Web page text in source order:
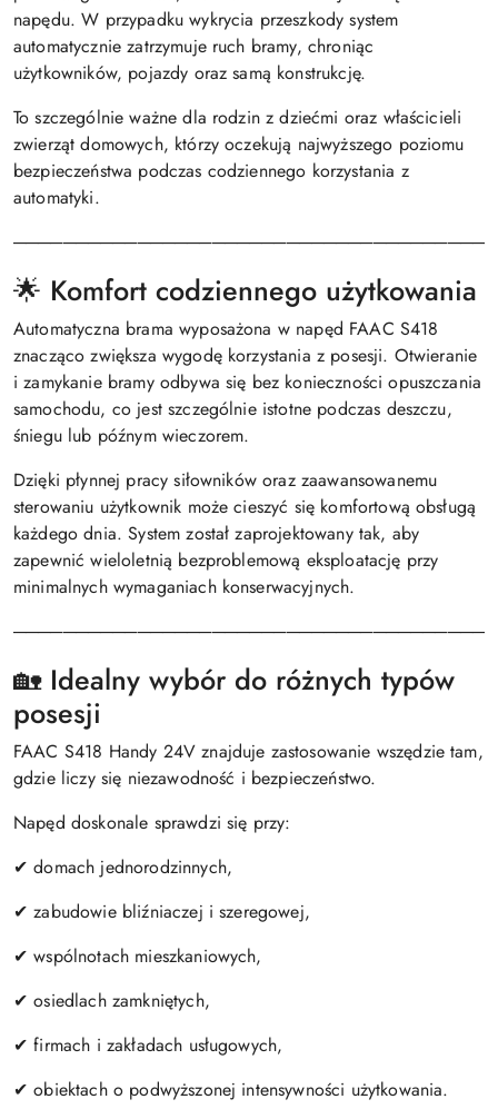
napędu. W przypadku wykrycia przeszkody system
automatycznie zatrzymuje ruch bramy, chroniąc
użytkowników, pojazdy oraz samą konstrukcję.
To szczególnie ważne dla rodzin z dziećmi oraz właścicieli
zwierząt domowych, którzy oczekują najwyższego poziomu
bezpieczeństwa podczas codziennego korzystania z
automatyki.
🌟 Komfort codziennego użytkowania
Automatyczna brama wyposażona w napęd FAAC S418
znacząco zwiększa wygodę korzystania z posesji. Otwieranie
i zamykanie bramy odbywa się bez konieczności opuszczania
samochodu, co jest szczególnie istotne podczas deszczu,
śniegu lub późnym wieczorem.
Dzięki płynnej pracy siłowników oraz zaawansowanemu
sterowaniu użytkownik może cieszyć się komfortową obsługą
każdego dnia. System został zaprojektowany tak, aby
zapewnić wieloletnią bezproblemową eksploatację przy
minimalnych wymaganiach konserwacyjnych.
🏡 Idealny wybór do różnych typów
posesji
FAAC S418 Handy 24V znajduje zastosowanie wszędzie tam,
gdzie liczy się niezawodność i bezpieczeństwo.
Napęd doskonale sprawdzi się przy:
✔ domach jednorodzinnych,
✔ zabudowie bliźniaczej i szeregowej,
✔ wspólnotach mieszkaniowych,
✔ osiedlach zamkniętych,
✔ firmach i zakładach usługowych,
✔ obiektach o podwyższonej intensywności użytkowania.